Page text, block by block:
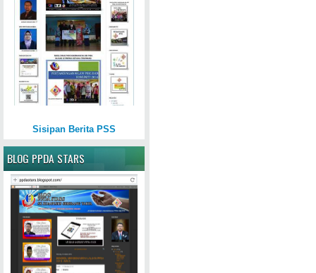
Sisipan Berita PSS
BLOG PPDA STARS